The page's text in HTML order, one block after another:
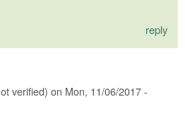
reply
verified) on Mon, 11/06/2017 -